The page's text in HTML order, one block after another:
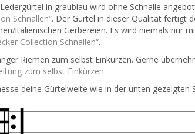
in graublau wird ohne Schnalle
Schnallen“. Der Gürtel in dieser Qualität fertigt
italienischen Gerbereien. Es wird niemals nur
Collection Schnallen“.
Riemen zum selbst Einkürzen. Gerne
zum selbst Einkürzen.
deine Gürtelweite wie in der unten gezeigten